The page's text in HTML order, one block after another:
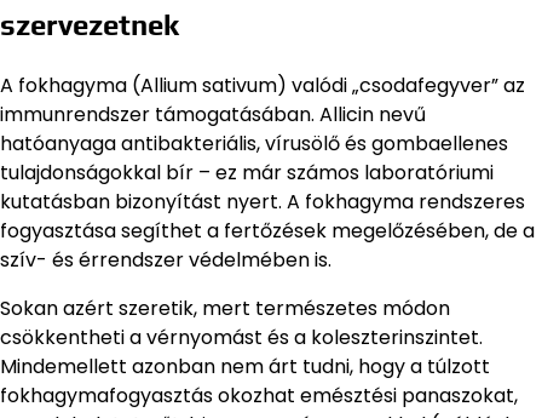
szervezetnek
A fokhagyma (Allium sativum) valódi „csodafegyver” az
immunrendszer támogatásában. Allicin nevű
hatóanyaga antibakteriális, vírusölő és gombaellenes
tulajdonságokkal bír – ez már számos laboratóriumi
kutatásban bizonyítást nyert. A fokhagyma rendszeres
fogyasztása segíthet a fertőzések megelőzésében, de a
szív- és érrendszer védelmében is.
Sokan azért szeretik, mert természetes módon
csökkentheti a vérnyomást és a koleszterinszintet.
Mindemellett azonban nem árt tudni, hogy a túlzott
fokhagymafogyasztás okozhat emésztési panaszokat,